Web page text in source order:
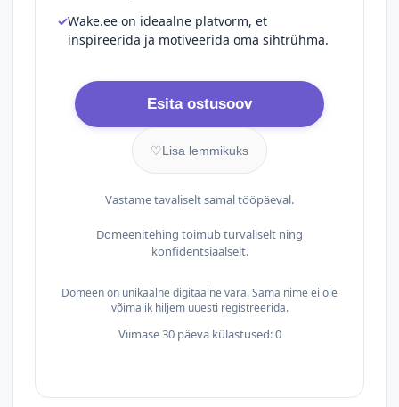
Wake.ee on ideaalne platvorm, et
inspireerida ja motiveerida oma sihtrühma.
Esita ostusoov
♡Lisa lemmikuks
Vastame tavaliselt samal tööpäeval.
Domeenitehing toimub turvaliselt ning
konfidentsiaalselt.
Domeen on unikaalne digitaalne vara. Sama nime ei ole
võimalik hiljem uuesti registreerida.
Viimase 30 päeva külastused: 0